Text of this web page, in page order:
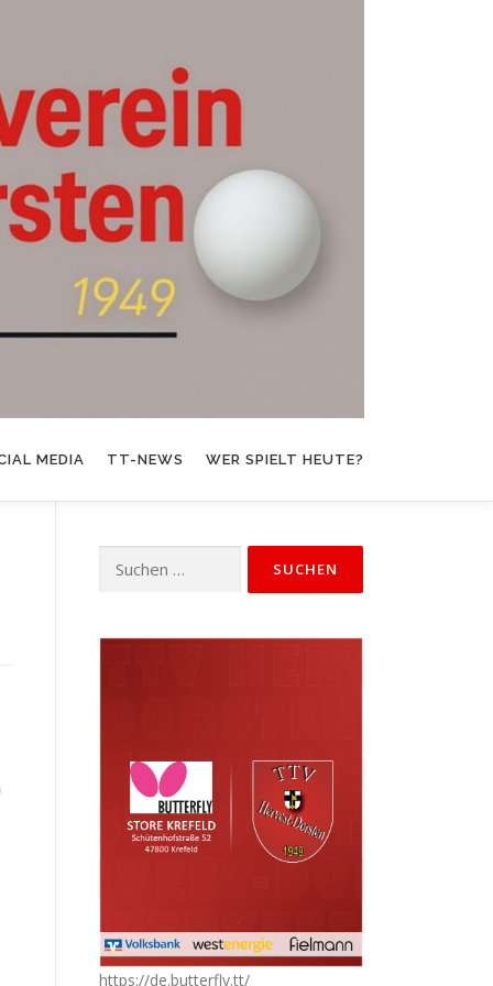
MEDIA TT-NEWS WER SPIELT HEUTE?
nach:
https://de.butterfly.tt/